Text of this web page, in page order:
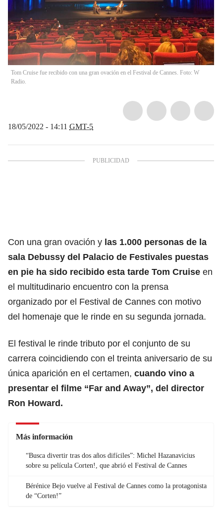
Tom Cruise fue recibido con una gran ovación en el Festival de Cannes. Foto: W
Radio.
18/05/2022 - 14:11 GMT-5
Con una gran ovación y las 1.000 personas de la
sala Debussy del Palacio de Festivales puestas
en pie ha sido recibido esta tarde Tom Cruise en
el multitudinario encuentro con la prensa
organizado por el Festival de Cannes con motivo
del homenaje que le rinde en su segunda jornada.
El festival le rinde tributo por el conjunto de su
carrera coincidiendo con el treinta aniversario de su
única aparición en el certamen, cuando vino a
presentar el filme “Far and Away”, del director
Ron Howard.
Más información
“Busca divertir tras dos años difíciles”: Michel Hazanavicius
sobre su película Corten!, que abrió el Festival de Cannes
Bérénice Bejo vuelve al Festival de Cannes como la protagonista
de “Corten!”